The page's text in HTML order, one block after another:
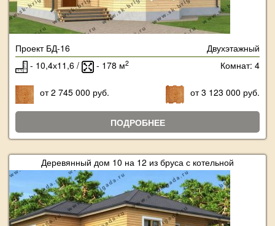
Проект БД-16
Двухэтажный
- 10,4х11,6 /
- 178 м2 Комнат: 4
от 2 745 000 руб. от 3 123 000 руб.
ПОДРОБНЕЕ
Деревянный дом 10 на 12 из бруса с котельной